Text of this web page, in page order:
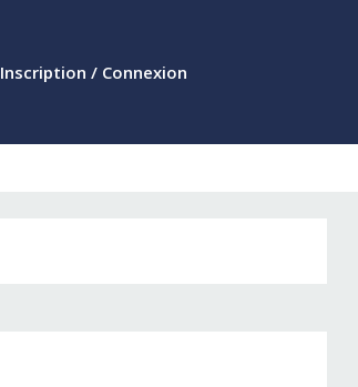
Inscription / Connexion